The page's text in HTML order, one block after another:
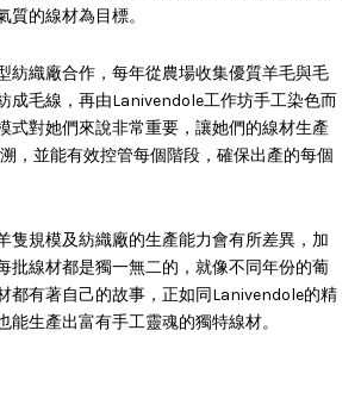
質的線材為目標。
紡織廠合作，每年從農場收集優質羊毛與毛
成毛線，再由Lanivendole工作坊手工染色而
式對她們來說非常重要，讓她們的線材生產
，並能有效控管每個階段，確保出產的每個
隻規模及紡織廠的生產能力會有所差異，加
批線材都是獨一無二的，就像不同年份的葡
都有著自己的故事，正如同Lanivendole的精
能生產出富有手工靈魂的獨特線材。